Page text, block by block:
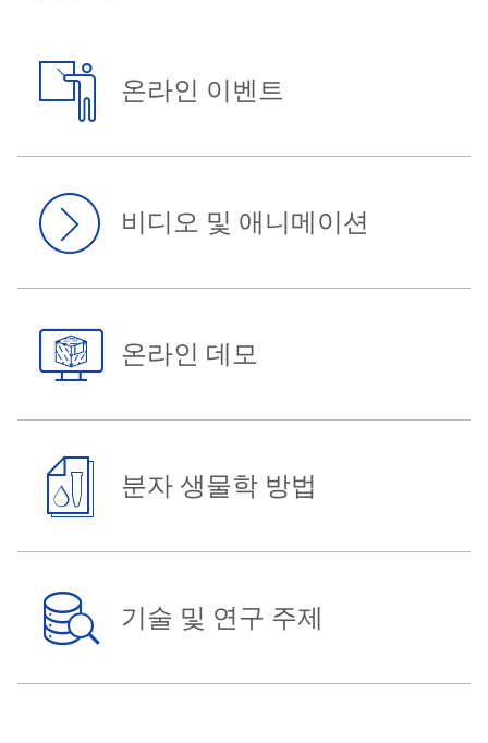
온라인 이벤트
비디오 및 애니메이션
온라인 데모
분자 생물학 방법
기술 및 연구 주제